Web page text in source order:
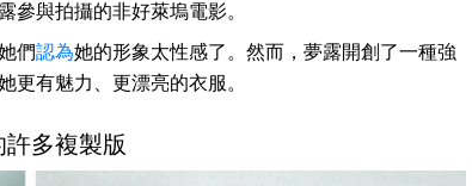
參與拍攝的非好萊塢電影。
們認為她的形象太性感了。然而，夢露開創了一種強
更有魅力、更漂亮的衣服。
許多複製版